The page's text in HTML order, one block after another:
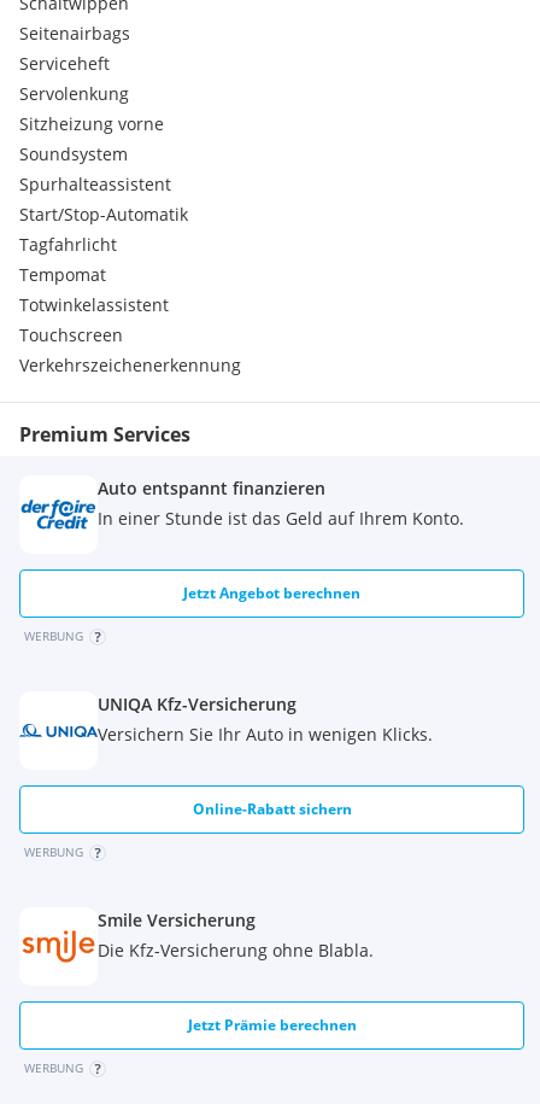
Seitenairbags
Serviceheft
Servolenkung
Sitzheizung vorne
Soundsystem
Spurhalteassistent
Start/Stop-Automatik
Tagfahrlicht
Tempomat
Totwinkelassistent
Touchscreen
Verkehrszeichenerkennung
Premium Services
Auto entspannt finanzieren
In einer Stunde ist das Geld auf Ihrem Konto.
Jetzt Angebot berechnen
WERBUNG
UNIQA Kfz-Versicherung
Versichern Sie Ihr Auto in wenigen Klicks.
Online-Rabatt sichern
WERBUNG
Smile Versicherung
Die Kfz-Versicherung ohne Blabla.
Jetzt Prämie berechnen
WERBUNG